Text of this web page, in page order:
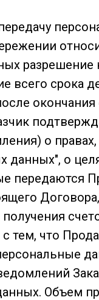
разрешение
всего срока
окончания
о
данных", о
передаются
тем, что
Объем